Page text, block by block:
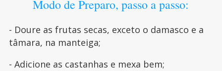
Modo de Preparo, passo a passo:
- Doure as frutas secas, exceto o damasco e a
tâmara, na manteiga;
- Adicione as castanhas e mexa bem;